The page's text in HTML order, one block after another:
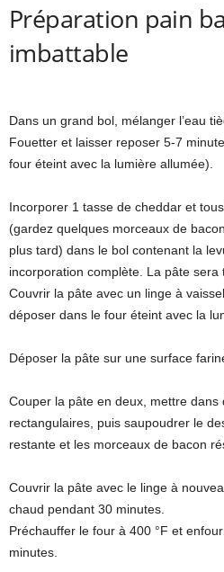
Préparation pain
imbattable
Dans un grand bol, mélanger l’eau
Fouetter et laisser reposer 5-7
four éteint avec la lumière allumée).
Incorporer 1 tasse de cheddar et
(gardez quelques morceaux de
plus tard) dans le bol contenant la
incorporation complète. La pâte sera
Couvrir la pâte avec un linge à
déposer dans le four éteint avec la
Déposer la pâte sur une surface
Couper la pâte en deux, mettre dans
rectangulaires, puis saupoudrer le
restante et les morceaux de bacon
Couvrir la pâte avec le linge à
chaud pendant 30 minutes.
Préchauffer le four à 400 °F et
minutes.